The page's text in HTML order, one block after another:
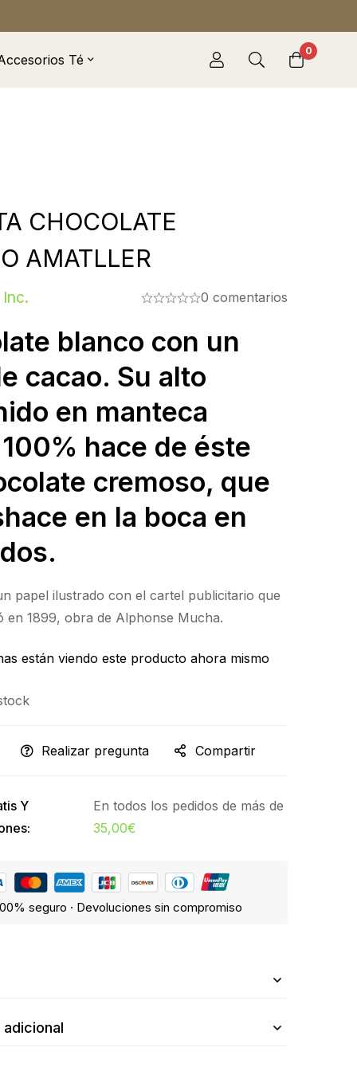
Té
0
CHOCOLATE
AMATLLER
Inc. 0 comentarios
blanco con un
cacao. Su alto
en manteca
hace de éste
cremoso, que
en la boca en
papel ilustrado con el cartel publicitario que
en 1899, obra de Alphonse Mucha.
están viendo este producto ahora mismo
Realizar pregunta Compartir
Y
En todos los pedidos de más de
35,00€
seguro · Devoluciones sin compromiso